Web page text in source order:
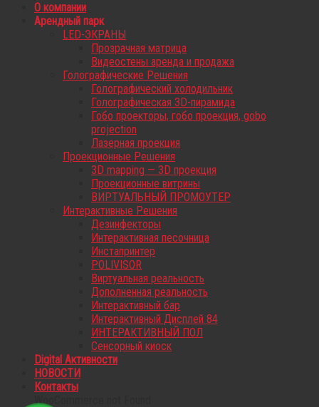
О компании
Арендный парк
LED-ЭКРАНЫ
Прозрачная матрица
Видеостены аренда и продажа
Голографические Решения
Голографический холодильник
Голографическая 3D-пирамида
Гобо проекторы, гобо проекция, gobo
projection
Лазерная проекция
Проекционные Решения
3D mapping — 3D проекция
Проекционные витрины
ВИРТУАЛЬНЫЙ ПРОМОУТЕР
Интерактивные Решения
Дезинфекторы
Интерактивная песочница
Инстапринтер
POLIVISOR
Виртуальная реальность
Дополненная реальность
Интерактивный бар
Интерактивный Дисплей 84
ИНТЕРАКТИВНЫЙ ПОЛ
Сенсорный киоск
Digital Активности
НОВОСТИ
Контакты
WooCommerce not Found